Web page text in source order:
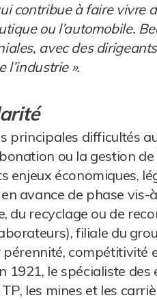
contribue à faire vivre
ou l’automobile.
avec des
l’industrie ».
principales difficultés
ou la gestion
enjeux économiques,
avance de phase vis-
du recyclage ou de
filiale du
pérennité, compétitivité
1921, le spécialiste
les mines et les